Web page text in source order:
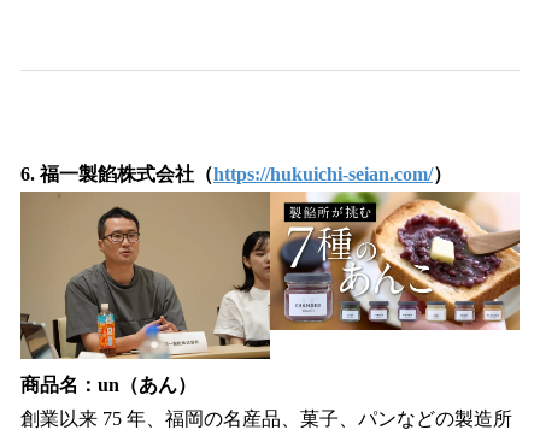
6. 福一製餡株式会社（https://hukuichi-seian.com/）
商品名：un（あん）
創業以来 75 年、福岡の名産品、菓子、パンなどの製造所